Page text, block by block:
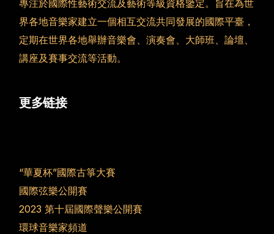
專注於國際性藝術交流及藝術等級資格鑒定。旨在為世
界各地音樂家建立一個相互交流共同發展的國際平臺，
定期在世界各地舉辦音樂會、演奏會、大師班、論壇、
講座及賽事交流等活動。
更多链接
“華夏杯”國際古箏大賽
國際弦樂公開賽
2023 第十屆國際聲樂公開賽
環球音樂家頻道